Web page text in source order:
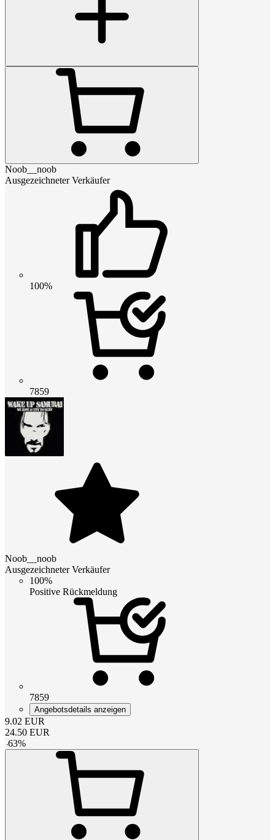
Noob__noob
Ausgezeichneter Verkäufer
100%
7859
Noob__noob
Ausgezeichneter Verkäufer
100%
Positive Rückmeldung
7859
Angebotsdetails anzeigen
9.02 EUR
24.50 EUR
-63%